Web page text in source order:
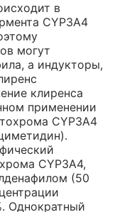
в
CYP3A4
могут
а индукторы,
клиренса
применении
CYP3A4
CYP3A4,
(50
Однократный